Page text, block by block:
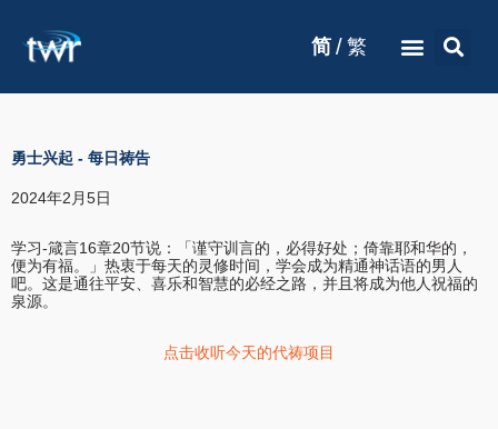
简 / 繁
勇士兴起 - 每日祷告
2024年2月5日
学习-箴言16章20节说：「谨守训言的，必得好处；倚靠耶和华的，
便为有福。」热衷于每天的灵修时间，学会成为精通神话语的男人
吧。这是通往平安、喜乐和智慧的必经之路，并且将成为他人祝福的
泉源。
点击收听今天的代祷项目